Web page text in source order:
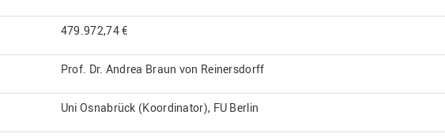
479.972,74 €
Prof. Dr. Andrea Braun von Reinersdorff
Uni Osnabrück (Koordinator), FU Berlin